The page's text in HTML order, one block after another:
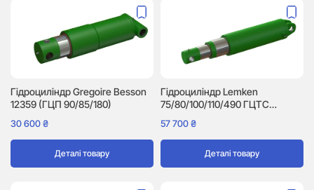
Гідроциліндр Gregoire Besson
12359 (ГЦП 90/85/180)
30 600₴
Деталі товару
Гідроциліндр Lemken
75/80/100/110/490 ГЦТС
57 700₴
Деталі товару